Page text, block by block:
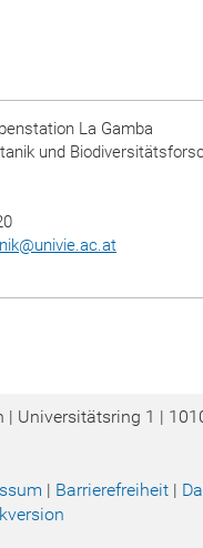
La Gamba
und
@univie.ac.at
instagram
| Universitätsring 1 |
| Barrierefreiheit |